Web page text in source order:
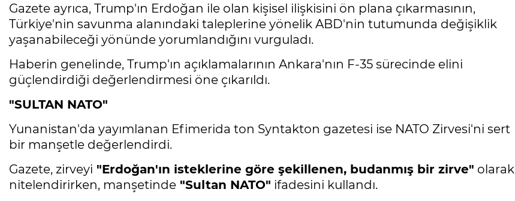
Gazete ayrıca, Trump'ın Erdoğan ile olan kişisel ilişkisini ön plana çıkarmasının,
Türkiye'nin savunma alanındaki taleplerine yönelik ABD'nin tutumunda değişiklik
yaşanabileceği yönünde yorumlandığını vurguladı.
Haberin genelinde, Trump'ın açıklamalarının Ankara'nın F-35 sürecinde elini
güçlendirdiği değerlendirmesi öne çıkarıldı.
"SULTAN NATO"
Yunanistan'da yayımlanan Efimerida ton Syntakton gazetesi ise NATO Zirvesi'ni sert
bir manşetle değerlendirdi.
Gazete, zirveyi "Erdoğan'ın isteklerine göre şekillenen, budanmış bir zirve" olarak
nitelendirirken, manşetinde "Sultan NATO" ifadesini kullandı.